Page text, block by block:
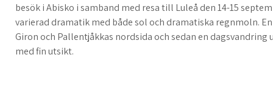
besök i Abisko i samband med resa till Luleå den 14-15
varierad dramatik med både sol och dramatiska regnmoln.
Giron och Pallentjåkkas nordsida och sedan en
med fin utsikt.